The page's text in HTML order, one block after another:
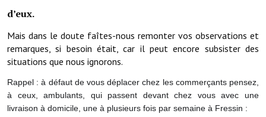
Agents immobiliers
Réserver une salle
Salle Georges Delépine
Maison des services et des associations fressinoises
d’eux.
Mais dans le doute faîtes-nous remonter vos observations et
remarques, si besoin était, car il peut encore subsister des
situations que nous ignorons.
Rappel : à défaut de vous déplacer chez les commerçants pensez,
à ceux, ambulants, qui passent devant chez vous avec une
livraison à domicile, une à plusieurs fois par semaine à Fressin :